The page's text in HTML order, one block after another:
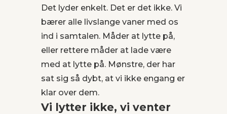
Det lyder enkelt. Det er det ikke. Vi
bærer alle livslange vaner med os
ind i samtalen. Måder at lytte på,
eller rettere måder at lade være
med at lytte på. Mønstre, der har
sat sig så dybt, at vi ikke engang er
klar over dem.
Vi lytter ikke, vi venter